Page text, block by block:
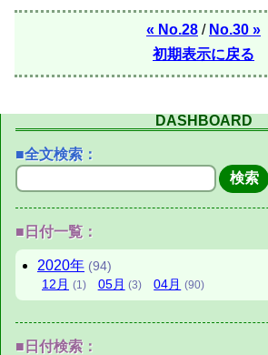
« No.28 / No.30 »
初期表示に戻る
DASHBOARD
■全文検索：
■日付一覧：
2020年 (94)
12月 (1) 05月 (3) 04月 (90)
■日付検索：